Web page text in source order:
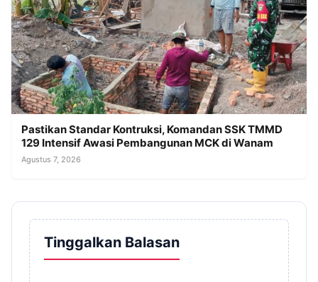
Pastikan Standar Kontruksi, Komandan SSK TMMD
129 Intensif Awasi Pembangunan MCK di Wanam
Agustus 7, 2026
Tinggalkan Balasan